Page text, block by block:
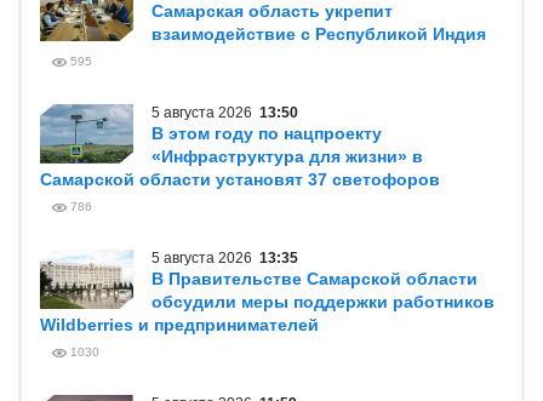
Самарская область укрепит
взаимодействие с Республикой Индия
595
5 августа 2026 13:50
В этом году по нацпроекту
«Инфраструктура для жизни» в
Самарской области установят 37 светофоров
786
5 августа 2026 13:35
В Правительстве Самарской области
обсудили меры поддержки работников
Wildberries и предпринимателей
1030